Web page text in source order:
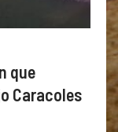
que
Caracoles